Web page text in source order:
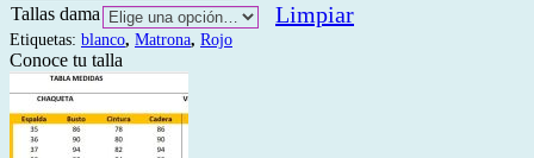
Tallas dama Limpiar
Etiquetas: blanco, Matrona, Rojo
Conoce tu talla